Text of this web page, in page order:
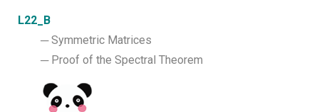
L22_B
─ Symmetric Matrices
─ Proof of the Spectral Theorem